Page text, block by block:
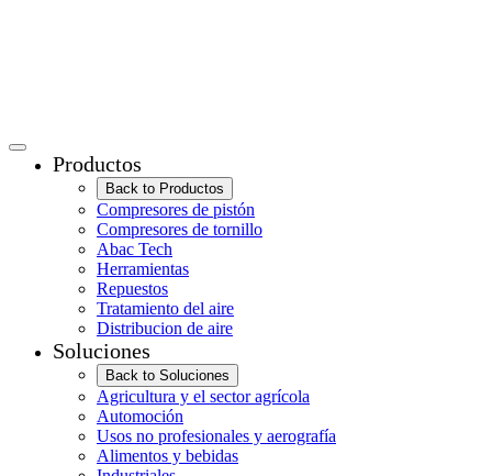
Productos
Back to Productos
Compresores de pistón
Compresores de tornillo
Abac Tech
Herramientas
Repuestos
Tratamiento del aire
Distribucion de aire
Soluciones
Back to Soluciones
Agricultura y el sector agrícola
Automoción
Usos no profesionales y aerografía
Alimentos y bebidas